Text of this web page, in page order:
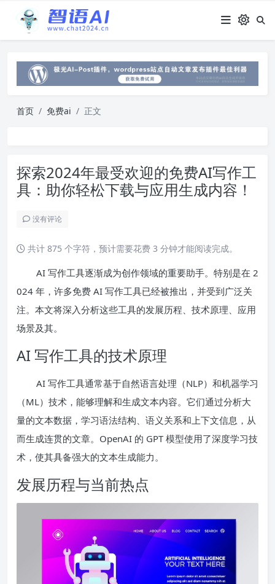
首页 免费ai 正文
探索2024年最受欢迎的免费AI写作工
具：助你轻松下载与应用生成内容！
没有评论
共计 875 个字符，预计需要花费 3 分钟才能阅读完成。
AI 写作工具逐渐成为创作领域的重要助手。特别是在 2
024 年，许多免费 AI 写作工具已经被推出，并受到广泛关
注。本文将深入分析这些工具的发展历程、技术原理、应用
场景及其。
AI 写作工具的技术原理
AI 写作工具通常基于自然语言处理（NLP）和机器学习
（ML）技术，能够理解和生成文本内容。它们通过分析大
量的文本数据，学习语法结构、语义关系和上下文信息，从
而生成连贯的文章。OpenAI 的 GPT 模型使用了深度学习技
术，使其具备强大的文本生成能力。
发展历程与当前热点